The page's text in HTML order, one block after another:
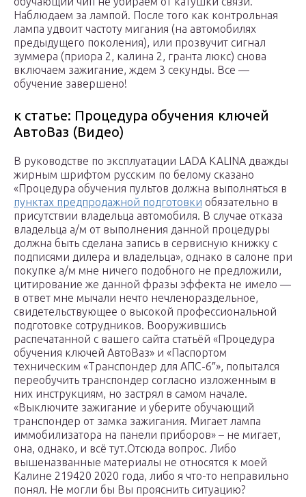
Наблюдаем за лампой. После того как контрольная
лампа удвоит частоту мигания (на автомобилях
предыдущего поколения), или прозвучит сигнал
зуммера (приора 2, калина 2, гранта люкс) снова
включаем зажигание, ждем 3 секунды. Все —
обучение завершено!
к статье: Процедура обучения ключей
АвтоВаз (Видео)
В руководстве по эксплуатации LADA KALINA дважды
жирным шрифтом русским по белому сказано
«Процедура обучения пультов должна выполняться в
пунктах предпродажной подготовки обязательно в
присутствии владельца автомобиля. В случае отказа
владельца а/м от выполнения данной процедуры
должна быть сделана запись в сервисную книжку с
подписями дилера и владельца», однако в салоне при
покупке а/м мне ничего подобного не предложили,
цитирование же данной фразы эффекта не имело —
в ответ мне мычали нечто нечленораздельное,
свидетельствующее о высокой профессиональной
подготовке сотрудников. Вооружившись
распечатанной с вашего сайта статьёй «Процедура
обучения ключей АвтоВаз» и «Паспортом
техническим «Транспондер для АПС-6″», попытался
переобучить транспондер согласно изложенным в
них инструкциям, но застрял в самом начале.
«Выключите зажигание и уберите обучающий
транспондер от замка зажигания. Мигает лампа
иммобилизатора на панели приборов» – не мигает,
она, однако, и всё тут.Отсюда вопрос. Либо
вышеназванные материалы не относятся к моей
Калине 219420 2020 года, либо я что-то неправильно
понял. Не могли бы Вы прояснить ситуацию?